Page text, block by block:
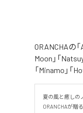
ORANCHAの
Moon」「
「Minamo」「
夏の風と癒しの
ORANCHAが贈